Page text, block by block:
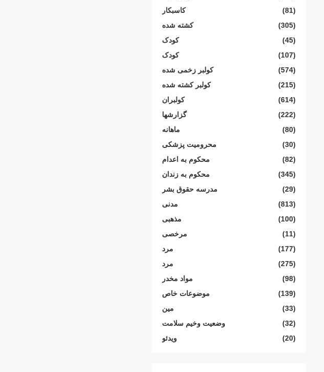
کاسبکار
(81)
کشته شده
(305)
کودک
(45)
کودک
(107)
کولبر زخمی شدە
(574)
کولبر کشتە شدە
(215)
کولبران
(614)
گزارشها
(222)
ماهانە
(80)
محرومیت پزشکی
(30)
محکوم بە اعدام
(82)
محکوم بە زندان
(345)
مدرسە حقوق بشر
(29)
مدنی
(813)
مذهبی
(100)
مرخصی
(11)
مرد
(177)
مرد
(275)
مواد مخدر
(98)
موضوعات خاص
(139)
مین
(33)
وضعیت وخیم سلامت
(32)
ویدئو
(20)